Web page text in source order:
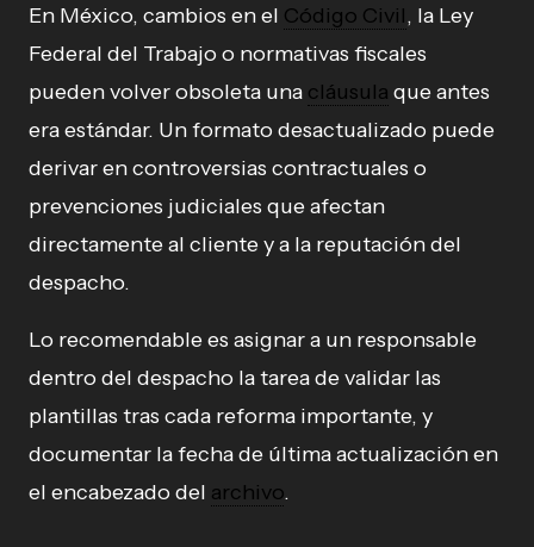
En México, cambios en el Código Civil, la Ley
Federal del Trabajo o normativas fiscales
pueden volver obsoleta una cláusula que antes
era estándar. Un formato desactualizado puede
derivar en controversias contractuales o
prevenciones judiciales que afectan
directamente al cliente y a la reputación del
despacho.
Lo recomendable es asignar a un responsable
dentro del despacho la tarea de validar las
plantillas tras cada reforma importante, y
documentar la fecha de última actualización en
el encabezado del archivo.